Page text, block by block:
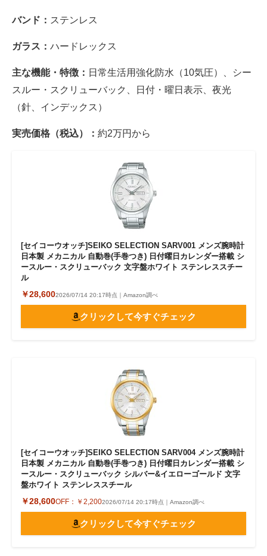
バンド： ステンレス
ガラス： ハードレックス
主な機能・特徴： 日常生活用強化防水（10気圧）、シー
スルー・スクリューバック、日付・曜日表示、夜光
（針、インデックス）
実売価格（税込）： 約2万円から
[セイコーウオッチ]SEIKO SELECTION SARV001 メンズ腕時計
日本製 メカニカル 自動巻(手巻つき) 日付曜日カレンダー搭載 シ
ースルー・スクリューバック 文字盤ホワイト ステンレススチー
ル
￥28,6002026/07/14 20:17時点｜Amazon調べ
クリックして今すぐチェック
[セイコーウオッチ]SEIKO SELECTION SARV004 メンズ腕時計
日本製 メカニカル 自動巻(手巻つき) 日付曜日カレンダー搭載 シ
ースルー・スクリューバック シルバー&イエローゴールド 文字
盤ホワイト ステンレススチール
￥28,600OFF： ￥2,2002026/07/14 20:17時点｜Amazon調べ
クリックして今すぐチェック